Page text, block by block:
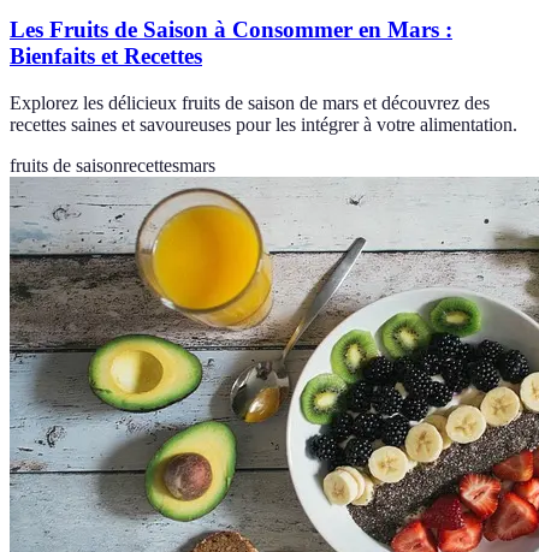
Les Fruits de Saison à Consommer en Mars :
Bienfaits et Recettes
Explorez les délicieux fruits de saison de mars et découvrez des
recettes saines et savoureuses pour les intégrer à votre alimentation.
fruits de saisonrecettesmars